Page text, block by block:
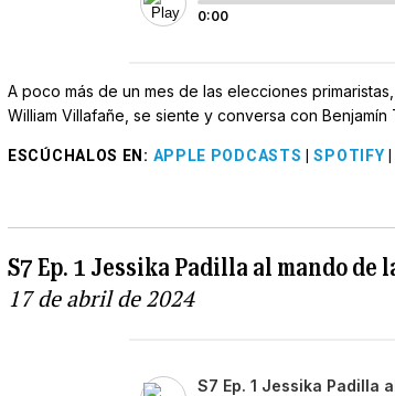
0:00
A poco más de un mes de las elecciones
William Villafañe, se siente y conversa con Benjamín
ESCÚCHALOS EN : APPLE PODCASTS |SPOTIFY
S7 Ep. 1 Jessika Padilla al mando de
17 de abril de 2024
S7 Ep. 1 Jessika Padilla